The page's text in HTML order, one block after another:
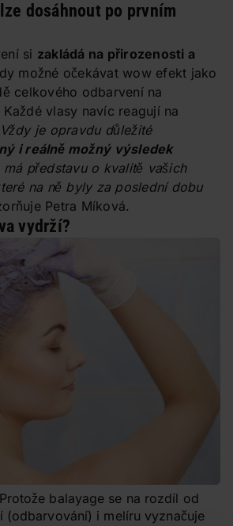
dosáhnout po prvním
si zakládá na přirozenosti a
možné očekávat wow efekt jako
celkového odbarvení na
vlasy navíc reagují na
je opravdu důležité
i reálně možný výsledek
představu o kvalitě vašich
na ně byly za poslední dobu
Petra Míková.
vydrží?
balayage se na rozdíl od
(odbarvování) i melíru vyznačuje